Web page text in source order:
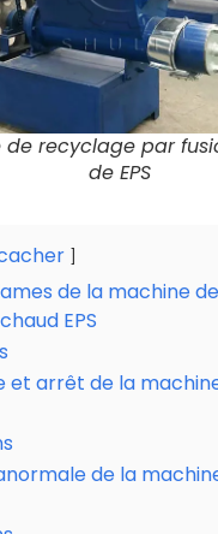
de recyclage par
de EPS
de la machine
EPS
et arrêt de la
de la